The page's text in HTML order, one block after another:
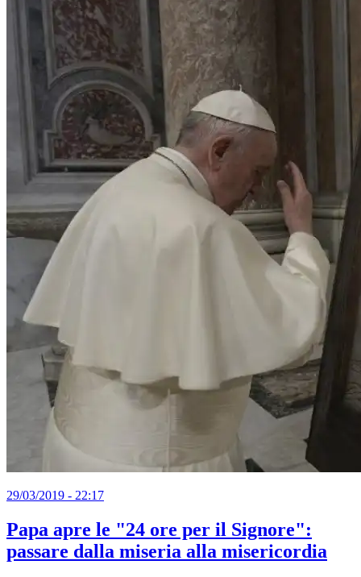
29/03/2019 - 22:17
Papa apre le "24 ore per il Signore":
passare dalla miseria alla misericordia